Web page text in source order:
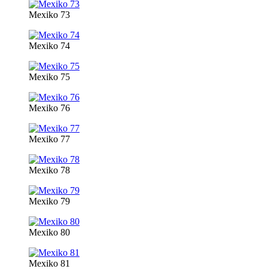
Mexiko 73
Mexiko 74
Mexiko 75
Mexiko 76
Mexiko 77
Mexiko 78
Mexiko 79
Mexiko 80
Mexiko 81